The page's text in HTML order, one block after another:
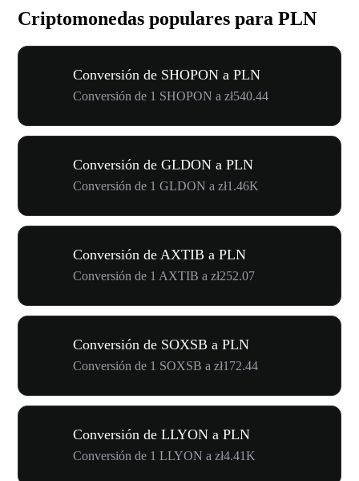
Criptomonedas populares para PLN
Conversión de SHOPON a PLN
Conversión de 1 SHOPON a zł540.44
Conversión de GLDON a PLN
Conversión de 1 GLDON a zł1.46K
Conversión de AXTIB a PLN
Conversión de 1 AXTIB a zł252.07
Conversión de SOXSB a PLN
Conversión de 1 SOXSB a zł172.44
Conversión de LLYON a PLN
Conversión de 1 LLYON a zł4.41K